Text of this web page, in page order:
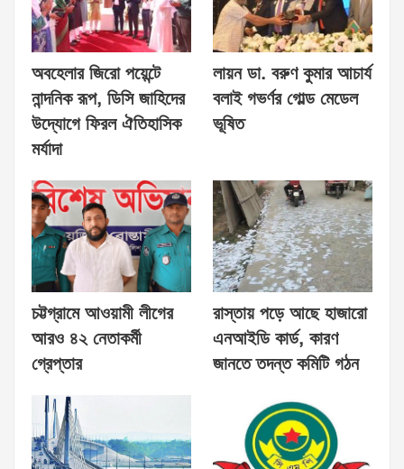
অবহেলার জিরো পয়েন্টে
নান্দনিক রূপ, ডিসি জাহিদের
উদ্যোগে ফিরল ঐতিহাসিক
মর্যাদা
লায়ন ডা. বরুণ কুমার আচার্য
বলাই গভর্ণর গোল্ড মেডেল
ভূষিত
চট্টগ্রামে আওয়ামী লীগের
আরও ৪২ নেতাকর্মী
গ্রেপ্তার
রাস্তায় পড়ে আছে হাজারো
এনআইডি কার্ড, কারণ
জানতে তদন্ত কমিটি গঠন